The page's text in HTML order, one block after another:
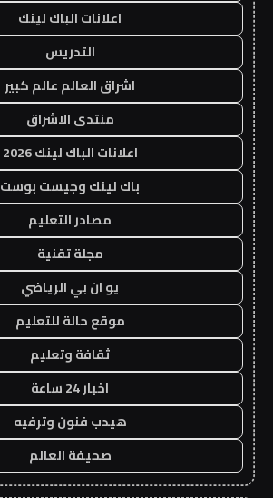
اعلانات الباك لينك
التدريس
اشراق العالم عالم كبير
منتدى الاشراق
اعلانات الباك لينك 2026
باك لينك وجيست بوست
مصادر التعليم
مجلة تقنية
يو ان بي الرياضي
موقع حالة للتعليم
ثقافة وتعليم
اخبار 24 ساعة
هيدب فنون وترفيه
صحيفة العالم